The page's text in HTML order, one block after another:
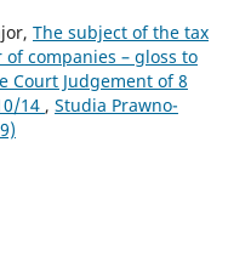
The subject of the tax
companies – gloss to
Court Judgement of 8
14 , Studia Prawno-